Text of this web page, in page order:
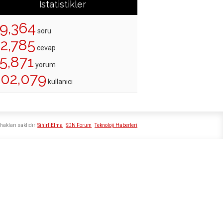
İstatistikler
soru
cevap
yorum
kullanıcı
SihirliElma SDN Forum Teknoloji Haberleri
saklıdır